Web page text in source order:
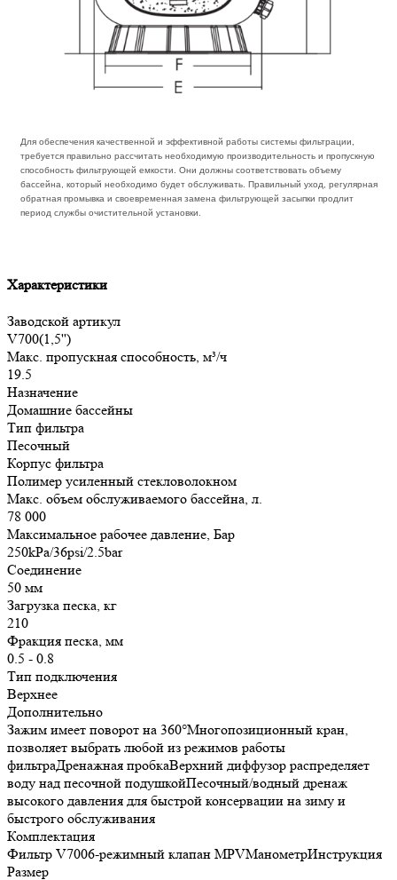
Для обеспечения качественной и эффективной работы системы фильтрации,
требуется правильно рассчитать необходимую производительность и пропускную
способность фильтрующей емкости. Они должны соответствовать объему
бассейна, который необходимо будет обслуживать. Правильный уход, регулярная
обратная промывка и своевременная замена фильтрующей засыпки продлит
период службы очистительной установки.
Характеристики
Заводской артикул
V700(1,5'')
Макс. пропускная способность, м³/ч
19.5
Назначение
Домашние бассейны
Тип фильтра
Песочный
Корпус фильтра
Полимер усиленный стекловолокном
Макс. объем обслуживаемого бассейна, л.
78 000
Максимальное рабочее давление, Бар
250kPa/36psi/2.5bar
Соединение
50 мм
Загрузка песка, кг
210
Фракция песка, мм
0.5 - 0.8
Тип подключения
Верхнее
Дополнительно
Зажим имеет поворот на 360°Многопозиционный кран,
позволяет выбрать любой из режимов работы
фильтраДренажная пробкаВерхний диффузор распределяет
воду над песочной подушкойПесочный/водный дренаж
высокого давления для быстрой консервации на зиму и
быстрого обслуживания
Комплектация
Фильтр V7006-режимный клапан MPVМанометрИнструкция
Размер